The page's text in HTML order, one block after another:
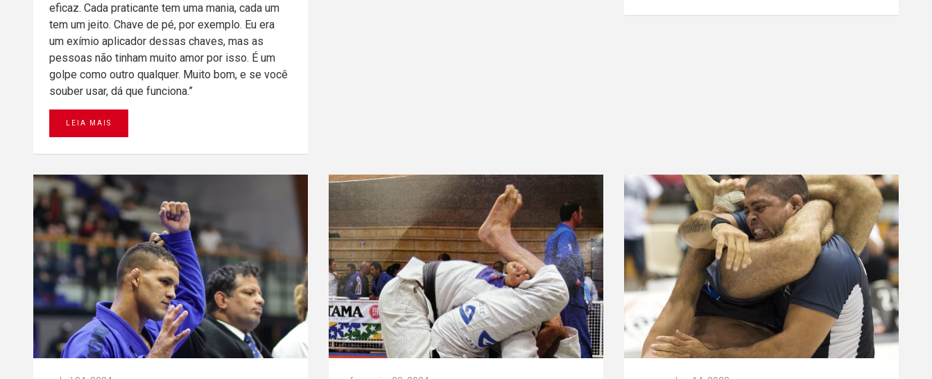
eficaz. Cada praticante tem uma mania, cada um
tem um jeito. Chave de pé, por exemplo. Eu era
um exímio aplicador dessas chaves, mas as
pessoas não tinham muito amor por isso. É um
golpe como outro qualquer. Muito bom, e se você
souber usar, dá que funciona.”
LEIA MAIS